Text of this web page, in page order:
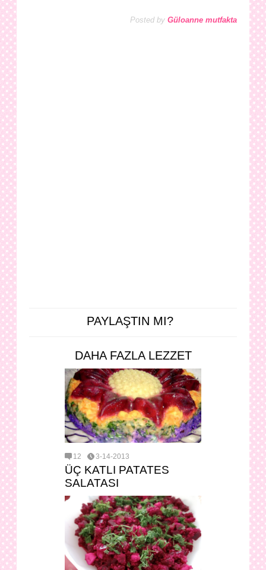
Posted by Güloanne mutfakta
PAYLAŞTIN MI?
DAHA FAZLA LEZZET
12 3-14-2013
ÜÇ KATLI PATATES
SALATASI